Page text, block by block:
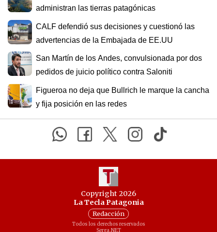
administran las tierras patagónicas
CALF defendió sus decisiones y cuestionó las
advertencias de la Embajada de EE.UU
San Martín de los Andes, convulsionada por dos
pedidos de juicio político contra Saloniti
Figueroa no deja que Bullrich le marque la cancha
y fija posición en las redes
Copyright 2026
La Tecla Patagonia
Redacción
Todos los derechos reservados
Serga.NET